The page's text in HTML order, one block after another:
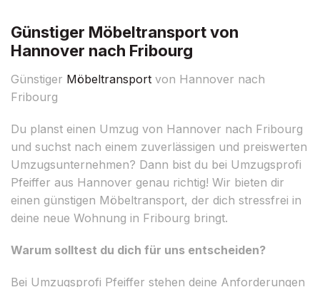
Günstiger Möbeltransport von
Hannover nach Fribourg
Günstiger Möbeltransport von Hannover nach
Fribourg
Du planst einen Umzug von Hannover nach Fribourg
und suchst nach einem zuverlässigen und preiswerten
Umzugsunternehmen? Dann bist du bei Umzugsprofi
Pfeiffer aus Hannover genau richtig! Wir bieten dir
einen günstigen Möbeltransport, der dich stressfrei in
deine neue Wohnung in Fribourg bringt.
Warum solltest du dich für uns entscheiden?
Bei Umzugsprofi Pfeiffer stehen deine Anforderungen